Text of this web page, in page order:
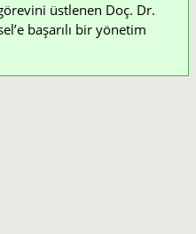
üstlenen Doç. Dr.
başarılı bir yönetim